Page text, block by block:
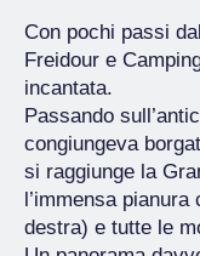
Con pochi passi
Freidour e
incantata.
Passando
congiungeva
si raggiunge la
l’immensa
destra) e tutte le